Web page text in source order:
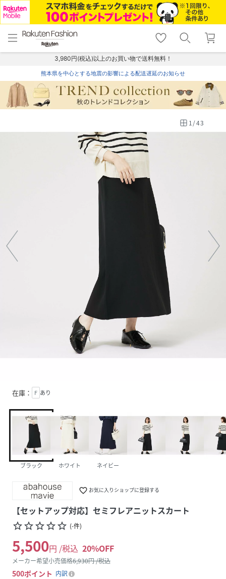
menu home
トップ
shopping_cart lock_outline
ログイン
3,980円(税込)以上のお買い物で送料無料！
熊本県を中心とする地震の影響による配送遅延のお知らせ
1/43
在庫： F あり
ブラック ホワイト ネイビー
favorite_border お気に入りショップに登録する
【セットアップ対応】セミフレアニットスカート
star_borderstar_borderstar_borderstar_borderstar_border (-件)
5,500円 /税込 20%OFF
メーカー希望小売価格6,930円 /税込
500ポイント 内訳